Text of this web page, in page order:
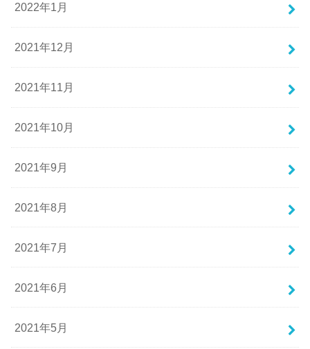
2022年1月
2021年12月
2021年11月
2021年10月
2021年9月
2021年8月
2021年7月
2021年6月
2021年5月